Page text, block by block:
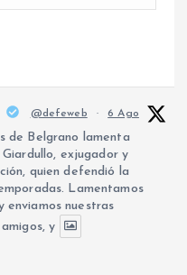
@defeweb · 6 Ago
de Belgrano lamenta
exjugador y
quien defendió la
Lamentamos
enviamos nuestras
y